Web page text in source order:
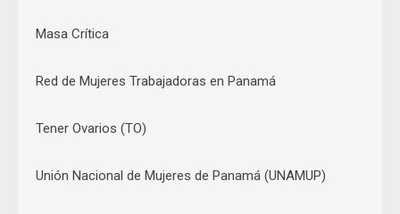
Masa Crítica
Red de Mujeres Trabajadoras en Panamá
Tener Ovarios (TO)
Unión Nacional de Mujeres de Panamá (UNAMUP)